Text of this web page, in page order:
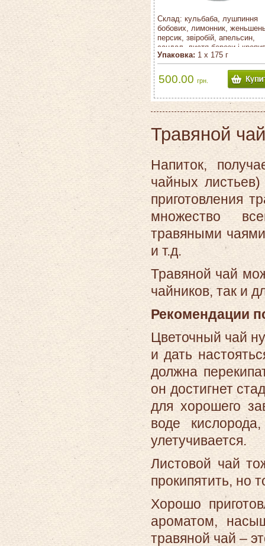
Склад: кульбаба, лушпиння
бобових, лимонник,
персик, звіробій, апельсин,
сандал, листя берези і
Ніжний та освіжаючий
чай.
Упаковка: 1 х 175 г
500.00 грн.
Травяной чай
Напиток,
чайных
приготовления
множество
травяными
и т.д.
Травяной чай
чайников, так и
Рекомендации
Цветочный чай
и дать
должна
он достигнет
для хорошего
воде
улетучивается.
Листовой чай
прокипятить, но
Хорошо
ароматом,
травяной чай –